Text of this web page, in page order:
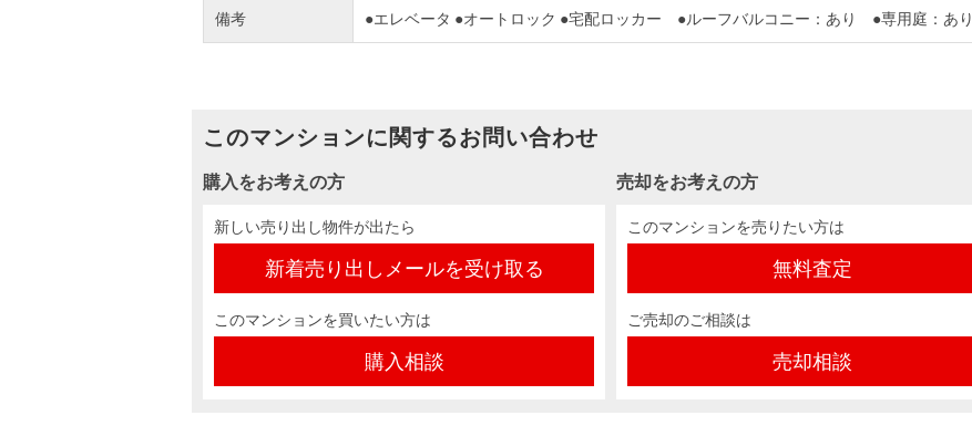
備考 ●エレベータ ●オートロック ●宅配ロッカー ●ルーフバルコニー：あり ●専用庭：あり
このマンションに関するお問い合わせ
購入をお考えの方
新しい売り出し物件が出たら
新着売り出しメールを受け取る
このマンションを買いたい方は
購入相談
売却をお考えの方
このマンションを売りたい方は
無料査定
ご売却のご相談は
売却相談